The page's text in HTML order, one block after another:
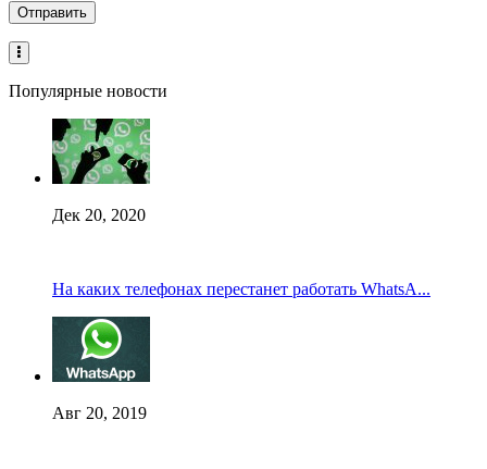
Популярные новости
Дек 20, 2020
На каких телефонах перестанет работать WhatsA...
Авг 20, 2019